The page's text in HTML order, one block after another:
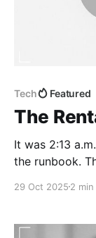
Tech Featured
The
It was 2:13
the runbook.
said, “We will
29 Oct 2025 2